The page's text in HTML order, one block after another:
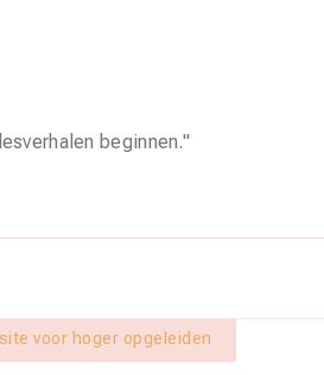
beginnen."
voor hoger opgeleiden